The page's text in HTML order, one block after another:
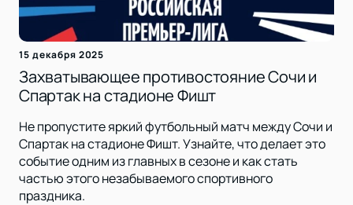
15 декабря 2025
Захватывающее противостояние Сочи и
Спартак на стадионе Фишт
Не пропустите яркий футбольный матч между Сочи и
Спартак на стадионе Фишт. Узнайте, что делает это
событие одним из главных в сезоне и как стать
частью этого незабываемого спортивного
праздника.